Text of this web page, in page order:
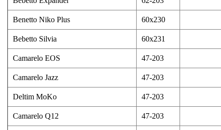
Benetto Niko Plus 60x230
Bebetto Silvia 60x231
Camarelo EOS 47-203
Camarelo Jazz 47-203
Deltim MoKo 47-203
Camarelo Q12 47-203